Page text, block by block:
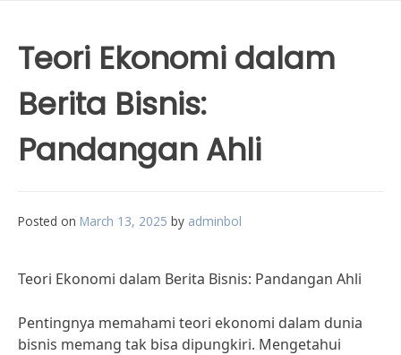
Teori Ekonomi dalam
Berita Bisnis:
Pandangan Ahli
Posted on March 13, 2025 by adminbol
Teori Ekonomi dalam Berita Bisnis: Pandangan Ahli
Pentingnya memahami teori ekonomi dalam dunia
bisnis memang tak bisa dipungkiri. Mengetahui